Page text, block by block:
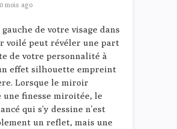
mois ago
de votre visage dans
voilé peut révéler une part
de votre personnalité à
effet silhouette empreint
Lorsque le miroir
une finesse miroitée, le
qui s’y dessine n’est
un reflet, mais une